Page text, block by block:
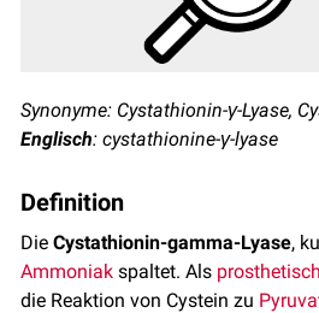
Synonyme: Cystathionin-γ-Lyase,
Englisch: cystathionine-γ-lyase
Definition
Die Cystathionin-gamma-Lyase,
Ammoniak spaltet. Als
die Reaktion von Cystein zu